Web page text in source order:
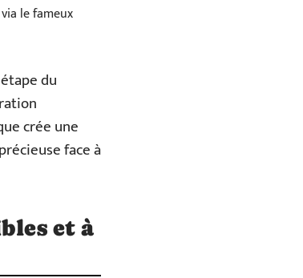
le fameux
du
crée une
face à
et à